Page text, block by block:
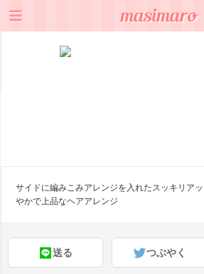
サイドに編みこみアレンジを入れたスッキリア
やかで上品なヘアアレンジ
送る つぶやく